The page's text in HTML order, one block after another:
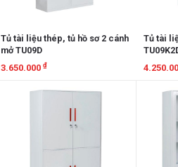
Tủ tài liệu thép, tủ hồ sơ 2 cánh
mở TU09D
3.650.000 ₫
Xem chi tiết
Tủ tài
Xem